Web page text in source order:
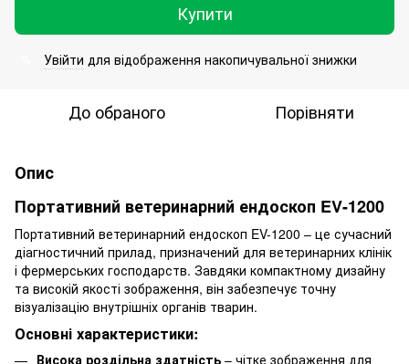
Купити
Увійти для відображення накопичувальної знижки
До обраного Порівняти
Опис
Портативний ветеринарний ендоскоп EV-1200
Портативний ветеринарний ендоскоп EV-1200 – це сучасний
діагностичний прилад, призначений для ветеринарних клінік
і фермерських господарств. Завдяки компактному дизайну
та високій якості зображення, він забезпечує точну
візуалізацію внутрішніх органів тварин.
Основні характеристики:
Висока роздільна здатність – чітке зображення для